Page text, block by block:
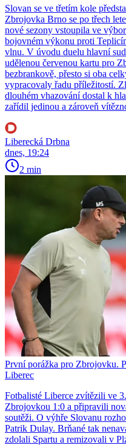
Slovan se ve třetím kole
Zbrojovka Brno se po třech
nové sezony vstoupila ve
bojovném výkonu proti
vlnu. V úvodu duelu hlavní
udělenou červenou kartu pro
bezbrankově, přesto si oba
vypracovaly řadu příležitostí.
dlouhém vhazování dostal k
zařídil jedinou a zároveň
Liberecká Drbna
dnes, 19:24
2 min
První porážka pro Zbrojovku.
Liberec
Fotbalisté Liberce zvítězili ve
Zbrojovkou 1:0 a připravili
soutěži. O výhře Slovanu
Patrik Dulay. Brňané tak
zdolali Spartu a remizovali v